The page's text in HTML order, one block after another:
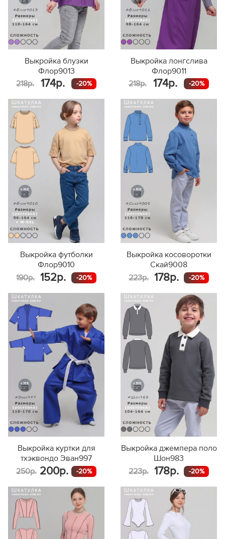
Выкройка блузки
Флор9013
218р.
174р. -20%
Выкройка лонгслива
Флор9011
218р.
174р. -20%
Выкройка футболки
Флор9010
190р.
152р. -20%
Выкройка косоворотки
Скай9008
223р.
178р. -20%
Выкройка куртки для
тхэквондо Эван997
250р. 200р. -20%
Выкройка джемпера поло
Шон983
223р.
178р. -20%